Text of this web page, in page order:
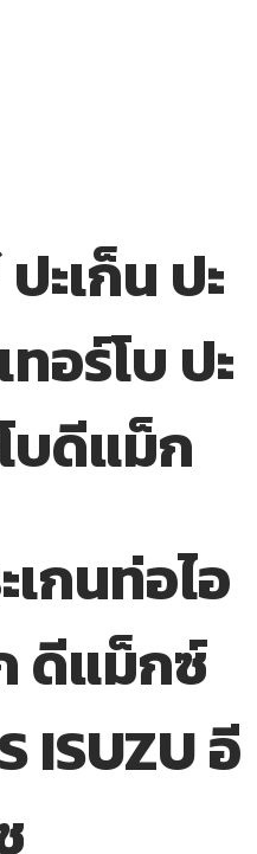
ะเก็น ปะ
ทอร์โบ ปะ
บดีแม็ก
เกนท่อไอ
ดีแม็กซ์
ISUZU อี